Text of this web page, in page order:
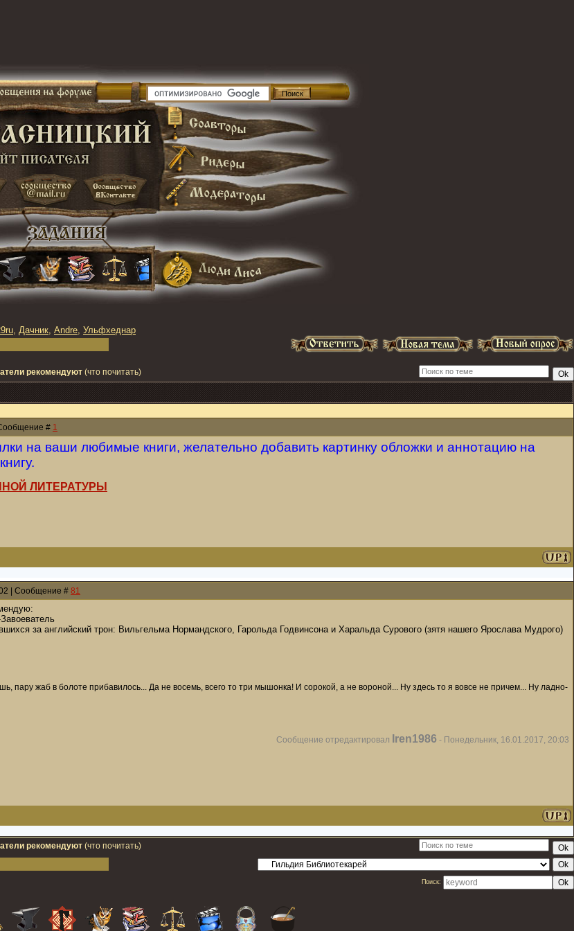
, Дачник, Andre, Ульфхеднар
рекомендуют (что почитать)
# 1
на ваши любимые книги, желательно добавить картинку обложки и аннотацию на
ЛИТЕРАТУРЫ
| Сообщение # 81
за английский трон: Вильгельма Нормандского, Гарольда Годвинсона и Харальда Сурового (зятя нашего Ярослава Мудрого)
пару жаб в болоте прибавилось... Да не восемь, всего то три мышонка! И сорокой, а не вороной... Ну здесь то я вовсе не причем... Ну ладно-
Сообщение отредактировал Iren1986 - Понедельник, 16.01.2017, 20:03
рекомендуют (что почитать)
Поиск: